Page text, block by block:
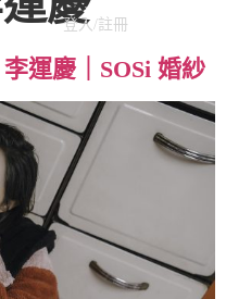
登入/註冊
運慶｜SOSi 婚紗